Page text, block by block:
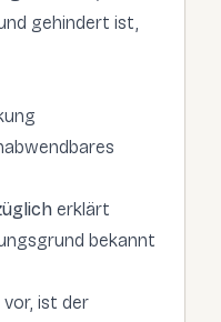
gehindert ist,
erklärt
bekannt
ist der